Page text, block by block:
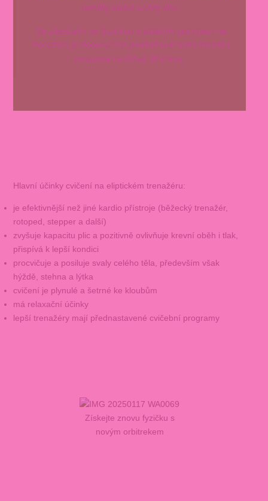
později klidně každý den.
Se zlepšující se fyzičkou a jistějším pohybem na
trenažéru je doporučeno prodlužovat dobu tréninku
postupně na 60 až 90 minut.
Hlavní účinky cvičení na eliptickém trenažéru:
je efektivnější než jiné kardio přístroje (běžecký trenažér,
rotoped, stepper a další)
zvyšuje kapacitu plic a pozitivně ovlivňuje krevní oběh i tlak,
přispívá k lepší kondici
procvičuje a posiluje svaly celého těla, především však
hýždě, stehna a lýtka
cvičení je plynulé a šetrné ke kloubům
má relaxační účinky
lepší trenažéry mají přednastavené cvičební programy
Získejte znovu fyzičku s
novým orbitrekem